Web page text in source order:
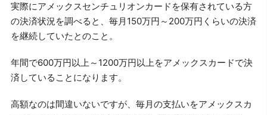
実際にアメックスセンチュリオンカードを保有されている方
の決済状況を調べると、毎月150万円～200万円くらいの決済
を継続していたとのこと。
年間で600万円以上～1200万円以上をアメックスカードで決
済していることになります。
高額なのは間違いないですが、毎月の支払いをアメックスカ